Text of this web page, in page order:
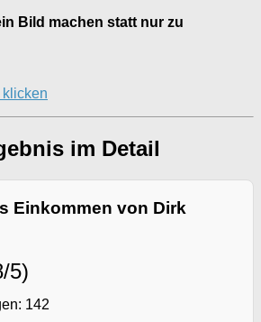
Bild machen statt nur zu
im Detail
Einkommen von Dirk
5)
142